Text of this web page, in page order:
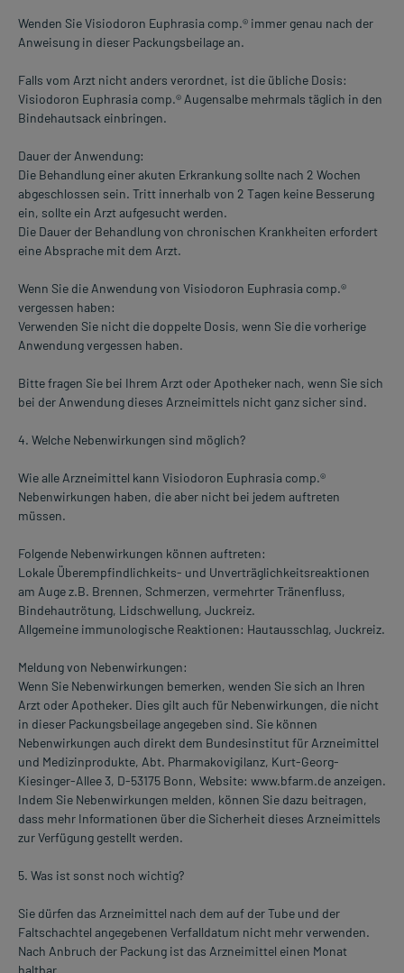
Wenden Sie Visiodoron Euphrasia comp.® immer genau nach der
Anweisung in dieser Packungsbeilage an.
Falls vom Arzt nicht anders verordnet, ist die übliche Dosis:
Visiodoron Euphrasia comp.® Augensalbe mehrmals täglich in den
Bindehautsack einbringen.
Dauer der Anwendung:
Die Behandlung einer akuten Erkrankung sollte nach 2 Wochen
abgeschlossen sein. Tritt innerhalb von 2 Tagen keine Besserung
ein, sollte ein Arzt aufgesucht werden.
Die Dauer der Behandlung von chronischen Krankheiten erfordert
eine Absprache mit dem Arzt.
Wenn Sie die Anwendung von Visiodoron Euphrasia comp.®
vergessen haben:
Verwenden Sie nicht die doppelte Dosis, wenn Sie die vorherige
Anwendung vergessen haben.
Bitte fragen Sie bei Ihrem Arzt oder Apotheker nach, wenn Sie sich
bei der Anwendung dieses Arzneimittels nicht ganz sicher sind.
4. Welche Nebenwirkungen sind möglich?
Wie alle Arzneimittel kann Visiodoron Euphrasia comp.®
Nebenwirkungen haben, die aber nicht bei jedem auftreten
müssen.
Folgende Nebenwirkungen können auftreten:
Lokale Überempfindlichkeits- und Unverträglichkeitsreaktionen
am Auge z.B. Brennen, Schmerzen, vermehrter Tränenfluss,
Bindehautrötung, Lidschwellung, Juckreiz.
Allgemeine immunologische Reaktionen: Hautausschlag, Juckreiz.
Meldung von Nebenwirkungen:
Wenn Sie Nebenwirkungen bemerken, wenden Sie sich an Ihren
Arzt oder Apotheker. Dies gilt auch für Nebenwirkungen, die nicht
in dieser Packungsbeilage angegeben sind. Sie können
Nebenwirkungen auch direkt dem Bundesinstitut für Arzneimittel
und Medizinprodukte, Abt. Pharmakovigilanz, Kurt-Georg-
Kiesinger-Allee 3, D-53175 Bonn, Website: www.bfarm.de anzeigen.
Indem Sie Nebenwirkungen melden, können Sie dazu beitragen,
dass mehr Informationen über die Sicherheit dieses Arzneimittels
zur Verfügung gestellt werden.
5. Was ist sonst noch wichtig?
Sie dürfen das Arzneimittel nach dem auf der Tube und der
Faltschachtel angegebenen Verfalldatum nicht mehr verwenden.
Nach Anbruch der Packung ist das Arzneimittel einen Monat
haltbar.